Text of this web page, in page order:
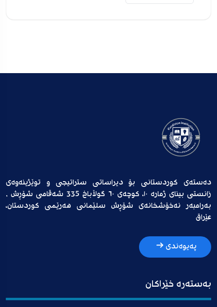
دەستەی کوردستانی بۆ دیراساتی ستراتیجی و توێژینەوەی
زانستی بینای ژمارە ١٠، کوچەی ٦٠ گوڵاباخ 335 شەقامی شۆڕش ,
بەرامبەر نەخۆشخانەی شۆڕش سلێمانی هەرێمی کوردستان،
عێراق
پەیوەندی
بەستەرە خێراکان